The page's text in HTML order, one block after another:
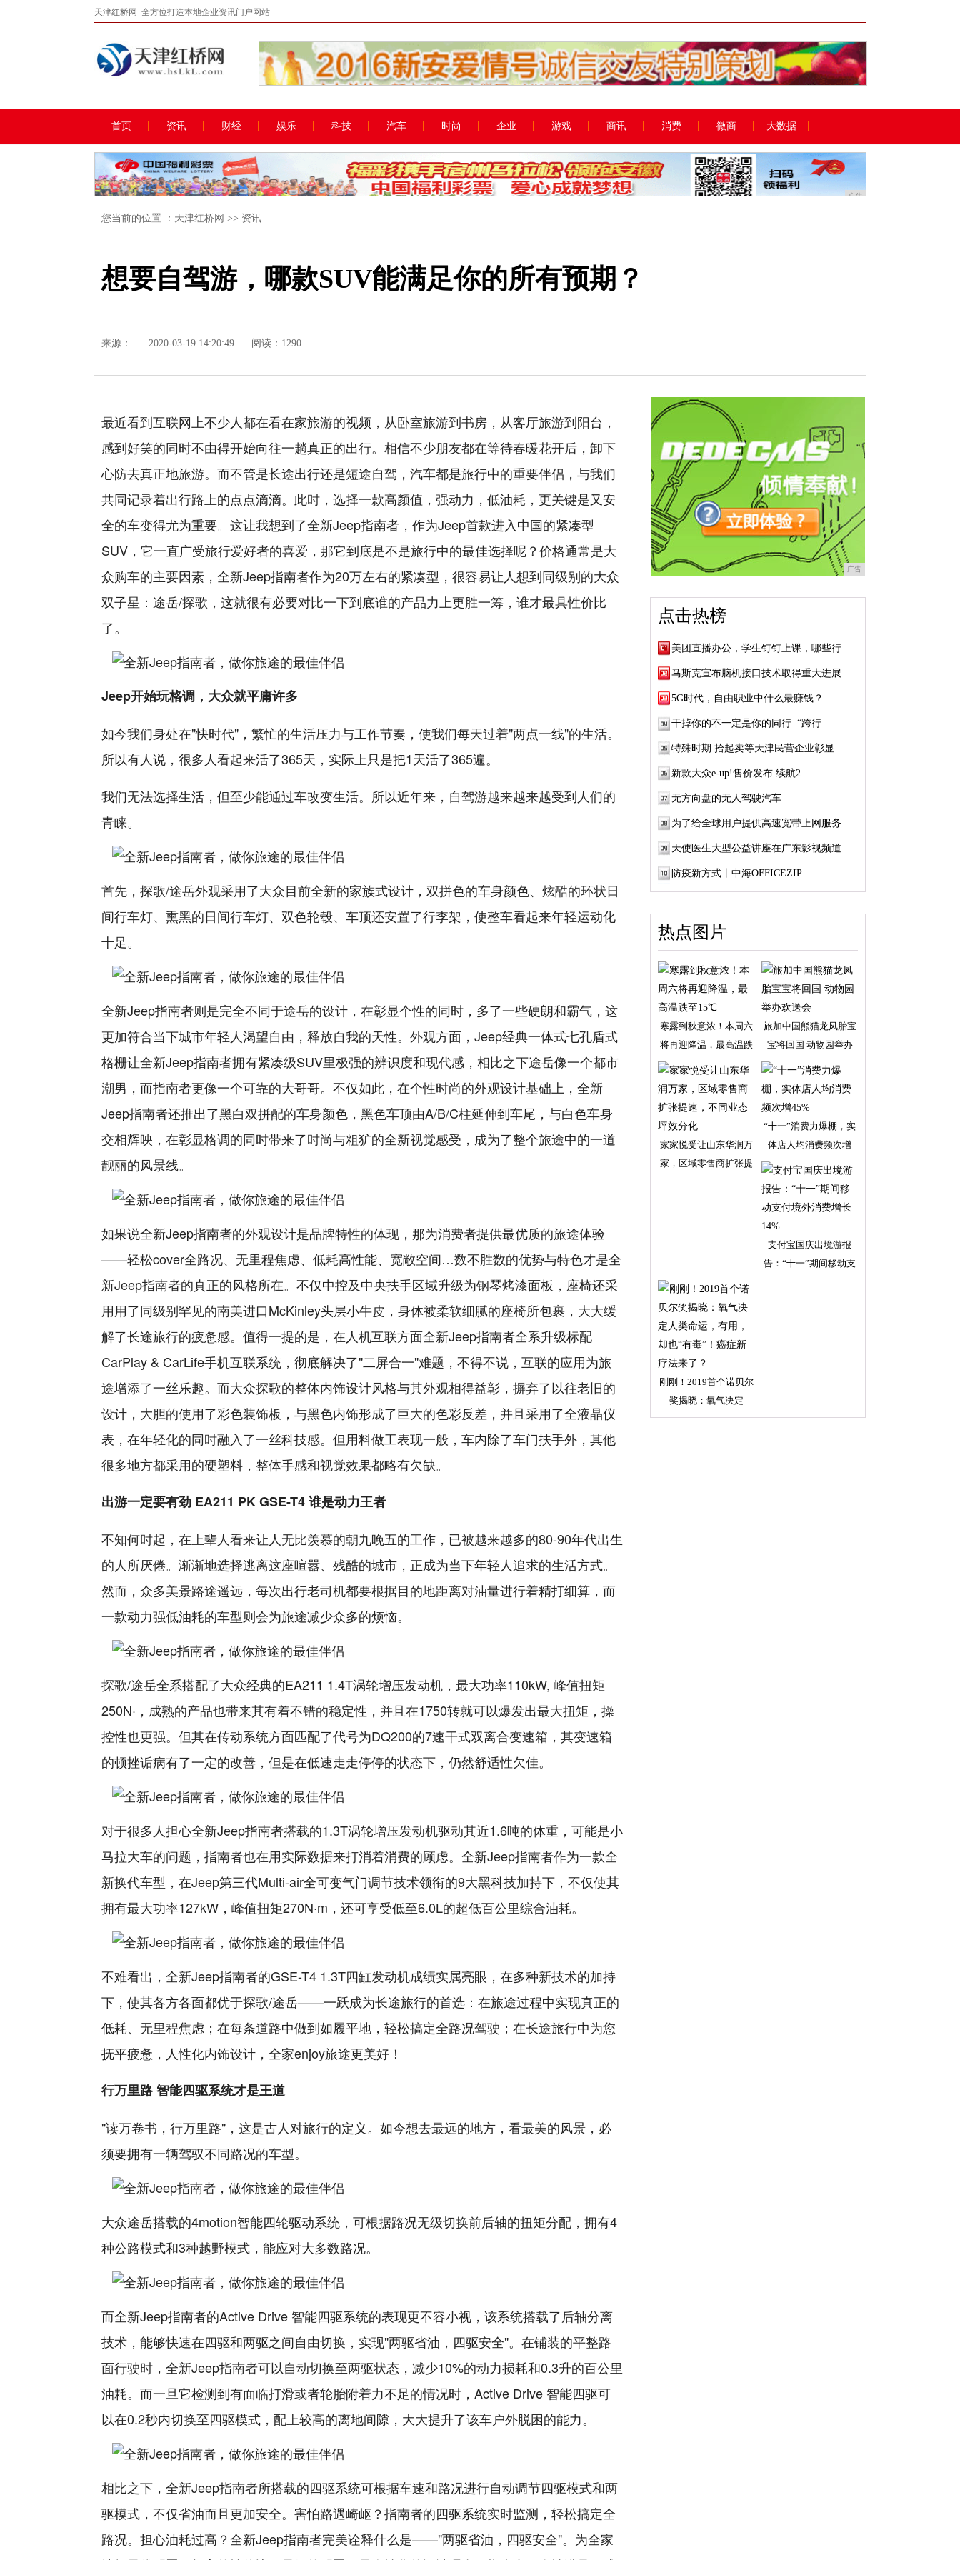
天津红桥网_全方位打造本地企业资讯门户网站
首页 资讯 财经 娱乐 科技 汽车 时尚 企业 游戏 商讯 消费 微商 大数据
广告
您当前的位置 ： 天津红桥网 >> 资讯
想要自驾游，哪款SUV能满足你的所有预期？
来源： 2020-03-19 14:20:49 阅读：1290
最近看到互联网上不少人都在看在家旅游的视频，从卧室旅游到书房，从客厅旅游到阳台，
感到好笑的同时不由得开始向往一趟真正的出行。相信不少朋友都在等待春暖花开后，卸下
心防去真正地旅游。而不管是长途出行还是短途自驾，汽车都是旅行中的重要伴侣，与我们
共同记录着出行路上的点点滴滴。此时，选择一款高颜值，强动力，低油耗，更关键是又安
全的车变得尤为重要。这让我想到了全新Jeep指南者，作为Jeep首款进入中国的紧凑型
SUV，它一直广受旅行爱好者的喜爱，那它到底是不是旅行中的最佳选择呢？价格通常是大
众购车的主要因素，全新Jeep指南者作为20万左右的紧凑型，很容易让人想到同级别的大众
双子星：途岳/探歌，这就很有必要对比一下到底谁的产品力上更胜一筹，谁才最具性价比
了。
Jeep开始玩格调，大众就平庸许多
如今我们身处在"快时代"，繁忙的生活压力与工作节奏，使我们每天过着"两点一线"的生活。
所以有人说，很多人看起来活了365天，实际上只是把1天活了365遍。
我们无法选择生活，但至少能通过车改变生活。所以近年来，自驾游越来越来越受到人们的
青睐。
首先，探歌/途岳外观采用了大众目前全新的家族式设计，双拼色的车身颜色、炫酷的环状日
间行车灯、熏黑的日间行车灯、双色轮毂、车顶还安置了行李架，使整车看起来年轻运动化
十足。
全新Jeep指南者则是完全不同于途岳的设计，在彰显个性的同时，多了一些硬朗和霸气，这
更加符合当下城市年轻人渴望自由，释放自我的天性。外观方面，Jeep经典一体式七孔盾式
格栅让全新Jeep指南者拥有紧凑级SUV里极强的辨识度和现代感，相比之下途岳像一个都市
潮男，而指南者更像一个可靠的大哥哥。不仅如此，在个性时尚的外观设计基础上，全新
Jeep指南者还推出了黑白双拼配的车身颜色，黑色车顶由A/B/C柱延伸到车尾，与白色车身
交相辉映，在彰显格调的同时带来了时尚与粗犷的全新视觉感受，成为了整个旅途中的一道
靓丽的风景线。
如果说全新Jeep指南者的外观设计是品牌特性的体现，那为消费者提供最优质的旅途体验
——轻松cover全路况、无里程焦虑、低耗高性能、宽敞空间…数不胜数的优势与特色才是全
新Jeep指南者的真正的风格所在。不仅中控及中央扶手区域升级为钢琴烤漆面板，座椅还采
用用了同级别罕见的南美进口McKinley头层小牛皮，身体被柔软细腻的座椅所包裹，大大缓
解了长途旅行的疲惫感。值得一提的是，在人机互联方面全新Jeep指南者全系升级标配
CarPlay & CarLife手机互联系统，彻底解决了"二屏合一"难题，不得不说，互联的应用为旅
途增添了一丝乐趣。而大众探歌的整体内饰设计风格与其外观相得益彰，摒弃了以往老旧的
设计，大胆的使用了彩色装饰板，与黑色内饰形成了巨大的色彩反差，并且采用了全液晶仪
表，在年轻化的同时融入了一丝科技感。但用料做工表现一般，车内除了车门扶手外，其他
很多地方都采用的硬塑料，整体手感和视觉效果都略有欠缺。
出游一定要有劲 EA211 PK GSE-T4 谁是动力王者
不知何时起，在上辈人看来让人无比羡慕的朝九晚五的工作，已被越来越多的80-90年代出生
的人所厌倦。渐渐地选择逃离这座喧嚣、残酷的城市，正成为当下年轻人追求的生活方式。
然而，众多美景路途遥远，每次出行老司机都要根据目的地距离对油量进行着精打细算，而
一款动力强低油耗的车型则会为旅途减少众多的烦恼。
探歌/途岳全系搭配了大众经典的EA211 1.4T涡轮增压发动机，最大功率110kW, 峰值扭矩
250N·，成熟的产品也带来其有着不错的稳定性，并且在1750转就可以爆发出最大扭矩，操
控性也更强。但其在传动系统方面匹配了代号为DQ200的7速干式双离合变速箱，其变速箱
的顿挫诟病有了一定的改善，但是在低速走走停停的状态下，仍然舒适性欠佳。
对于很多人担心全新Jeep指南者搭载的1.3T涡轮增压发动机驱动其近1.6吨的体重，可能是小
马拉大车的问题，指南者也在用实际数据来打消着消费的顾虑。全新Jeep指南者作为一款全
新换代车型，在Jeep第三代Multi-air全可变气门调节技术领衔的9大黑科技加持下，不仅使其
拥有最大功率127kW，峰值扭矩270N·m，还可享受低至6.0L的超低百公里综合油耗。
不难看出，全新Jeep指南者的GSE-T4 1.3T四缸发动机成绩实属亮眼，在多种新技术的加持
下，使其各方各面都优于探歌/途岳——一跃成为长途旅行的首选：在旅途过程中实现真正的
低耗、无里程焦虑；在每条道路中做到如履平地，轻松搞定全路况驾驶；在长途旅行中为您
抚平疲惫，人性化内饰设计，全家enjoy旅途更美好！
行万里路 智能四驱系统才是王道
"读万卷书，行万里路"，这是古人对旅行的定义。如今想去最远的地方，看最美的风景，必
须要拥有一辆驾驭不同路况的车型。
大众途岳搭载的4motion智能四轮驱动系统，可根据路况无级切换前后轴的扭矩分配，拥有4
种公路模式和3种越野模式，能应对大多数路况。
而全新Jeep指南者的Active Drive 智能四驱系统的表现更不容小视，该系统搭载了后轴分离
技术，能够快速在四驱和两驱之间自由切换，实现"两驱省油，四驱安全"。在铺装的平整路
面行驶时，全新Jeep指南者可以自动切换至两驱状态，减少10%的动力损耗和0.3升的百公里
油耗。而一旦它检测到有面临打滑或者轮胎附着力不足的情况时，Active Drive 智能四驱可
以在0.2秒内切换至四驱模式，配上较高的离地间隙，大大提升了该车户外脱困的能力。
相比之下，全新Jeep指南者所搭载的四驱系统可根据车速和路况进行自动调节四驱模式和两
驱模式，不仅省油而且更加安全。害怕路遇崎岖？指南者的四驱系统实时监测，轻松搞定全
路况。担心油耗过高？全新Jeep指南者完美诠释什么是——"两驱省油，四驱安全"。为全家
广告
点击热榜
美团直播办公，学生钉钉上课，哪些行
马斯克宣布脑机接口技术取得重大进展
5G时代，自由职业中什么最赚钱？
干掉你的不一定是你的同行. “跨行
特殊时期 拾起卖等天津民营企业彰显
新款大众e-up!售价发布 续航2
无方向盘的无人驾驶汽车
为了给全球用户提供高速宽带上网服务
天使医生大型公益讲座在广东影视频道
防疫新方式丨中海OFFICEZIP
热点图片
寒露到秋意浓！本周六
将再迎降温，最高温跌
旅加中国熊猫龙凤胎宝
宝将回国 动物园举办
家家悦受让山东华润万
家，区域零售商扩张提
“十一”消费力爆棚，实
体店人均消费频次增
支付宝国庆出境游报
告：“十一”期间移动支
刚刚！2019首个诺贝尔
奖揭晓：氧气决定